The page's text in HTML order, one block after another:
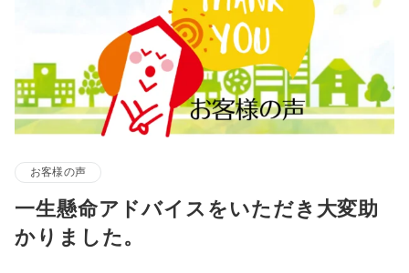
お客様の声
一生懸命アドバイスをいただき大変助
かりました。